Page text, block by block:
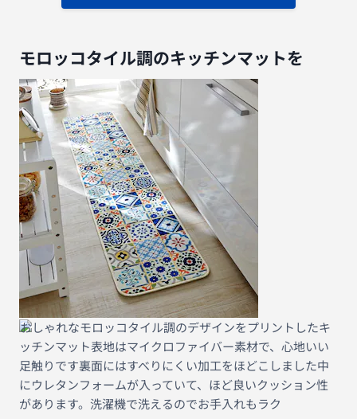
モロッコタイル調のキッチンマットを
おしゃれなモロッコタイル調のデザインをプリントしたキ
ッチンマット表地はマイクロファイバー素材で、心地いい
足触りです裏面にはすべりにくい加工をほどこしました中
にウレタンフォームが入っていて、ほど良いクッション性
があります。洗濯機で洗えるのでお手入れもラク